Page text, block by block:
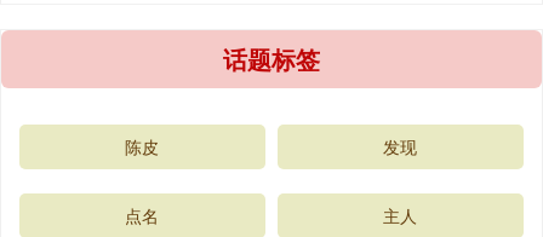
话题标签
陈皮 发现
点名 主人